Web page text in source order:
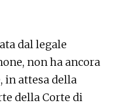
dal legale
non ha ancora
in attesa della
della Corte di